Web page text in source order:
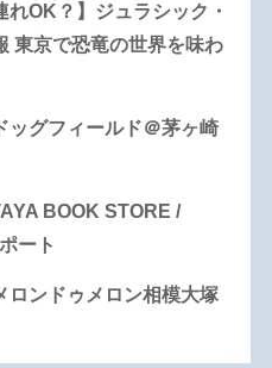
れOK？】ジュラシック・
東京で恐竜の世界を味わ
ッグフィールド＠茅ヶ崎
BOOK STORE /
ート
ロンドゥメロン相模大塚